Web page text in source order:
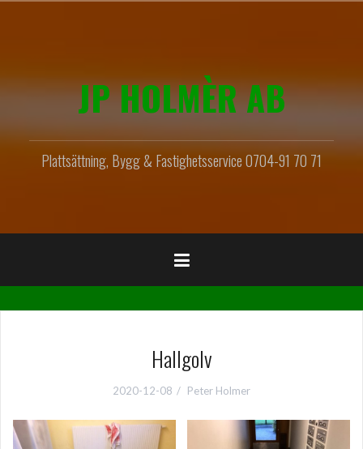
JP HOLMÈR AB
Plattsättning, Bygg & Fastighetsservice 0704-91 70 71
Hallgolv
2020-12-08 Peter Holmer